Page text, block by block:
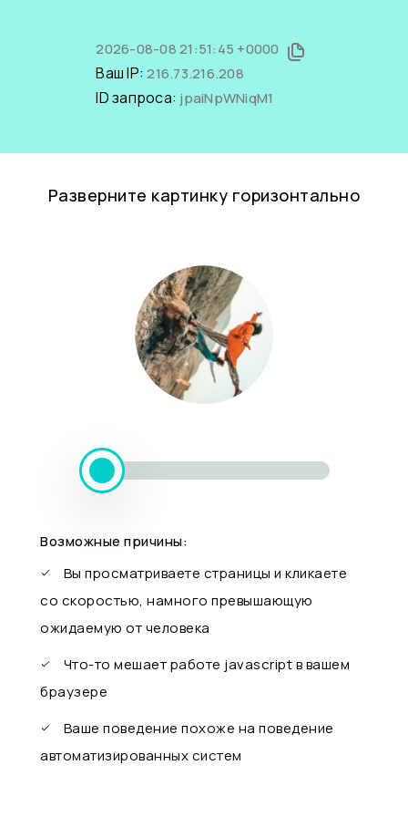
2026-08-08 21:51:45 +0000
Ваш IP:216.73.216.208
ID запроса: jpaiNpWNiqM1
Разверните картинку горизонтально
Возможные причины:
Вы просматриваете страницы и кликаете
со скоростью, намного превышающую
ожидаемую от человека
Что-то мешает работе javascript в вашем
браузере
Ваше поведение похоже на поведение
автоматизированных систем